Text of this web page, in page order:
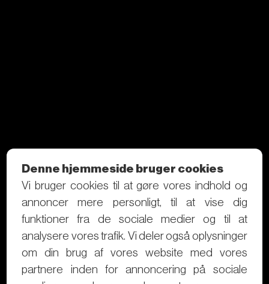
Denne hjemmeside bruger cookies
Vi bruger cookies til at gøre vores indhold og
annoncer mere personligt, til at vise dig
funktioner fra de sociale medier og til at
analysere vores trafik. Vi deler også oplysninger
om din brug af vores website med vores
partnere inden for annoncering på sociale